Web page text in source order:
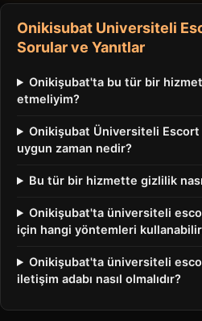
Onikisubat Universiteli
Sorular ve Yanıtlar
Onikişubat'ta bu tür bir
etmeliyim?
Onikişubat Üniversiteli Escort
uygun zaman nedir?
Bu tür bir hizmette gizlilik
Onikişubat'ta üniversiteli
için hangi yöntemleri
Onikişubat'ta üniversiteli
iletişim adabı nasıl olmalıdır?